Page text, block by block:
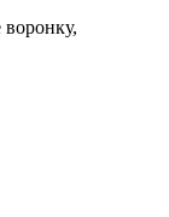
воронку,